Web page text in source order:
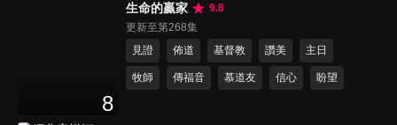
8
生命的贏家
9.8
更新至第268集
見證
佈道 基督教 讚美 主日
牧師 傳福音 慕道友 信心 盼望